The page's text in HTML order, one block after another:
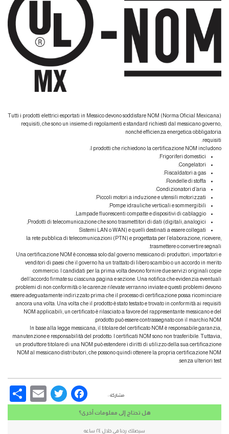
Tutti i prodotti elettrici esportati in Messico devono soddisfare NOM (Norma Oficial Mexicana)
requisiti, che sono un insieme di regolamenti e standard richiesti dal messicano governo,
nonché efficienza energetica obbligatoria
requisiti.
I prodotti che richiedono la certificazione NOM includono:
Frigoriferi domestici.
Congelatori.
Riscaldatori a gas.
Rondelle di stoffa.
Condizionatori d’aria.
Piccoli motori a induzione e utensili motorizzati.
Pompe idrauliche verticali e sommergibili.
Lampade fluorescenti compatte e dispositivi di cablaggio.
Prodotti di telecomunicazione che sono trasmettitori di dati (digitali, analogici,
Sistemi LAN o WAN) e quelli destinati a essere collegati
la rete pubblica di telecomunicazioni (PTN) e progettata per l’elaborazione, ricevere,
trasmettere o convertire segnali.
Una certificazione NOM è concessa solo dal governo messicano di produttori, importatori e
venditori di paesi che il governo ha un trattato di libero scambio o un accordo in merito
commercio. I candidati per la prima volta devono fornire due servizi originali copie
dell’accordo firmate su ciascuna pagina e sezione. Una notifica che evidenzia eventuali
problemi di non conformità o le carenze rilevate verranno inviate e questi problemi devono
essere adeguatamente indirizzato prima che il processo di certificazione possa ricominciare
ancora una volta. Una volta che il prodotto è stato testato e trovato in conformità ai requisiti
NOM applicabili, un certificato è rilasciato a favore del rappresentante messicano e del
prodotto può essere contrassegnato con il marchio NOM.
In base alla legge messicana, il titolare del certificato NOM è responsabile garanzia,
manutenzione e responsabilità del prodotto. I certificati NOM sono non trasferibile. Tuttavia,
un produttore titolare di una NOM può estendere i diritti di utilizzo della sua certificazione
NOM al messicano distributori, che possono quindi ottenere la propria certificazione NOM
senza ulteriori test.
مشاركة : Facebook
Twitter
هل تحتاج إلى معلومات أخرى؟
سيصلك ردنا فى خلال ٢٤ ساعه